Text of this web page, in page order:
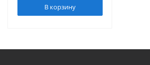
В корзину